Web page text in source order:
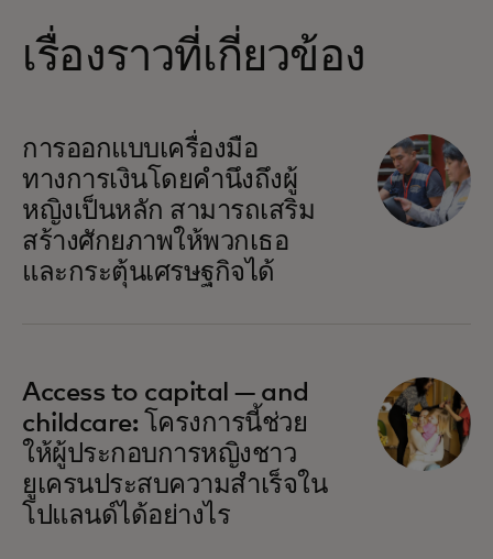
เรื่องราวที่เกี่ยวข้อง
การออกแบบเครื่องมือ
ทางการเงินโดยคำนึงถึงผู้
หญิงเป็นหลัก สามารถเสริม
สร้างศักยภาพให้พวกเธอ
และกระตุ้นเศรษฐกิจได้
Access to capital — and
childcare: โครงการนี้ช่วย
ให้ผู้ประกอบการหญิงชาว
ยูเครนประสบความสำเร็จใน
โปแลนด์ได้อย่างไร